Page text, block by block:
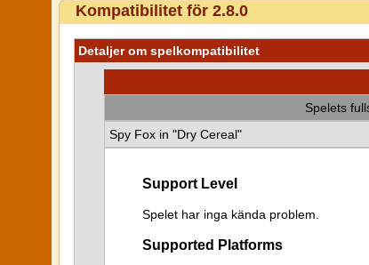
Kompatibilitet för 2.8.0
Detaljer om spelkompatibilitet
Spelets
Spy Fox in "Dry Cereal"
Support Level
Spelet har inga kända problem.
Supported Platforms